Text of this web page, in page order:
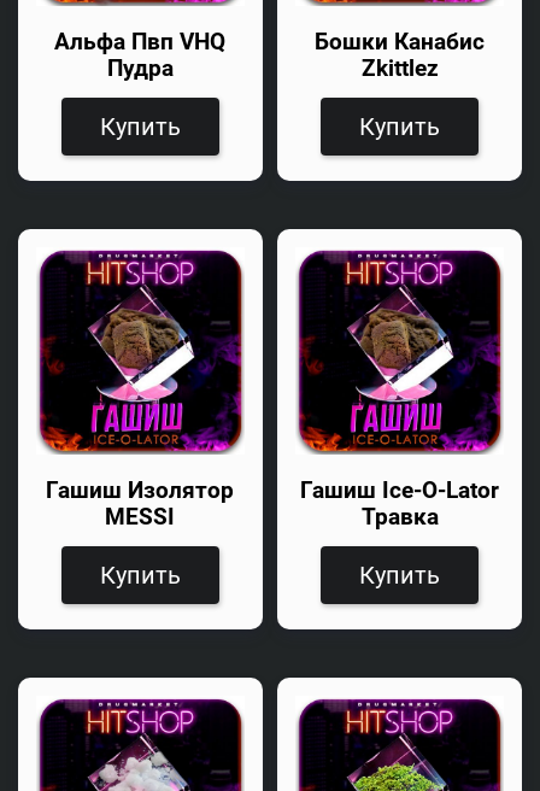
Альфа Пвп VHQ
Пудра
Купить
Бошки Канабис
Zkittlez
Купить
Гашиш Изолятор
MESSI
Купить
Гашиш Ice-O-Lator
Травка
Купить